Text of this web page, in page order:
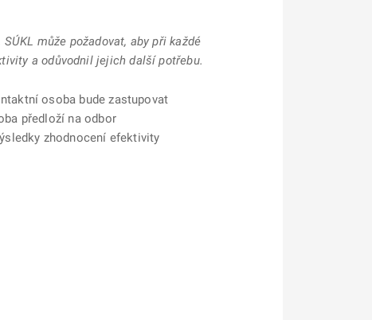
může požadovat, aby při každé
a odůvodnil jejich další potřebu.
osoba bude zastupovat
předloží na odbor
zhodnocení efektivity